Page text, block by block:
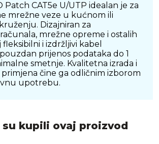
Patch CAT5e U/UTP idealan je za
mrežne veze u kućnom ili
Dizajniran za
mrežne opreme i ostalih
fleksibilni i izdržljivi kabel
prijenos podataka do 1
smetnje. Kvalitetna izrada i
čine ga odličnim izborom
upotrebu.
kupili ovaj proizvod